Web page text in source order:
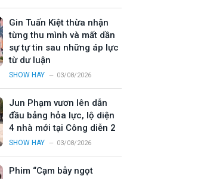
Gin Tuấn Kiệt thừa nhận
từng thu mình và mất dần
sự tự tin sau những áp lực
từ dư luận
SHOW HAY 03/08/2026
Jun Phạm vươn lên dẫn
đầu bảng hỏa lực, lộ diện
4 nhà mới tại Công diễn 2
SHOW HAY 03/08/2026
Phim “Cạm bẫy ngọt